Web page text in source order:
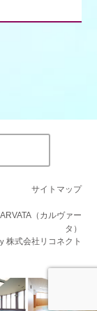
サイトマップ
（カルヴァー
タ）
株式会社リコネクト